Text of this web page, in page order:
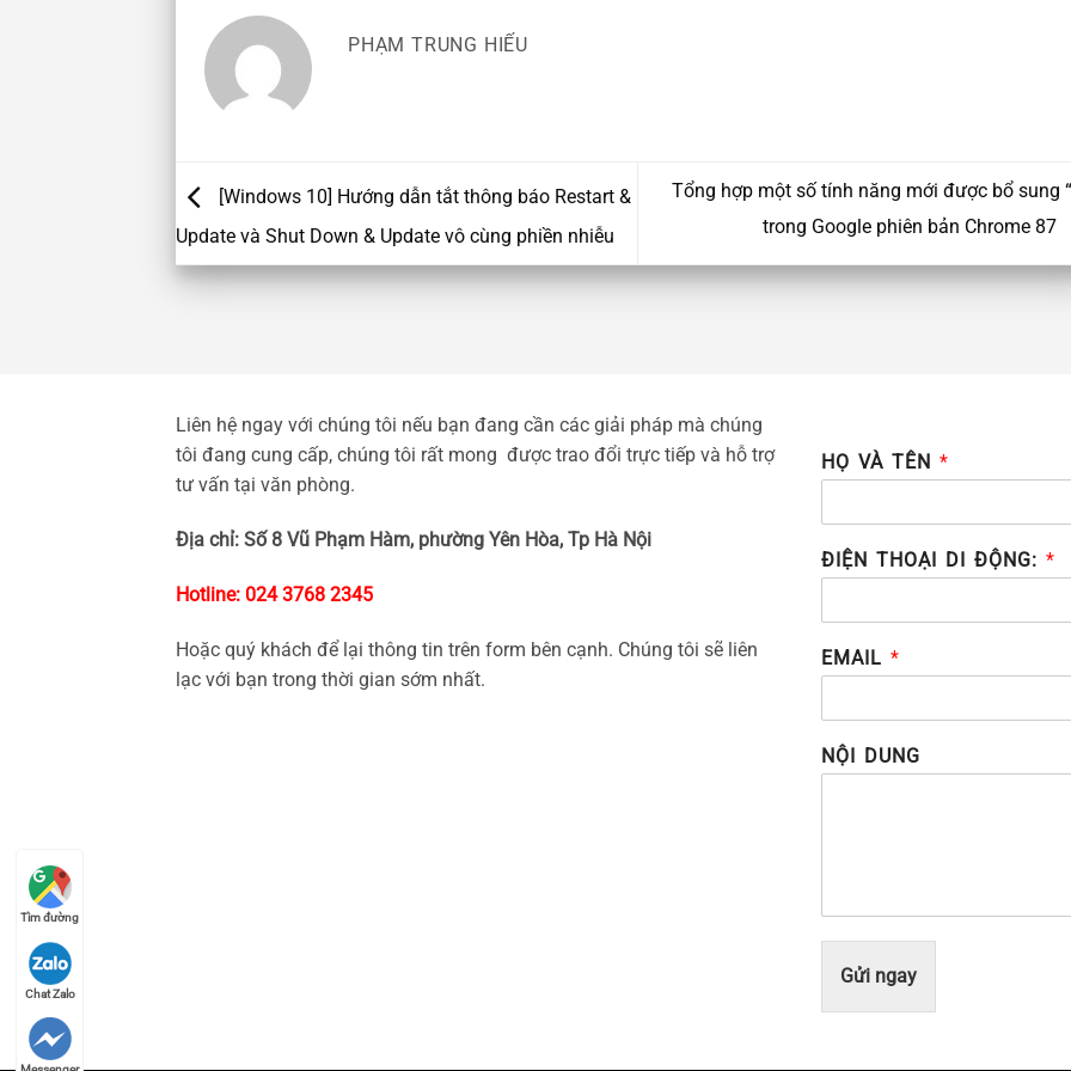
PHẠM TRUNG HIẾU
[Windows 10] Hướng dẫn tắt thông báo Restart &
Update và Shut Down & Update vô cùng phiền nhiễu
Tổng hợp một số tính năng mới được bổ sung
trong Google phiên bản Chrome 87
Liên hệ ngay với chúng tôi nếu bạn đang cần các giải pháp mà chúng
tôi đang cung cấp, chúng tôi rất mong được trao đổi trực tiếp và hỗ trợ
tư vấn tại văn phòng.
Địa chỉ: Số 8 Vũ Phạm Hàm, phường Yên Hòa, Tp Hà Nội
Hotline: 024 3768 2345
Hoặc quý khách để lại thông tin trên form bên cạnh. Chúng tôi sẽ liên
lạc với bạn trong thời gian sớm nhất.
HỌ VÀ TÊN *
ĐIỆN THOẠI DI ĐỘNG: *
EMAIL *
NỘI DUNG
Gửi ngay
Tìm đường
Chat Zalo